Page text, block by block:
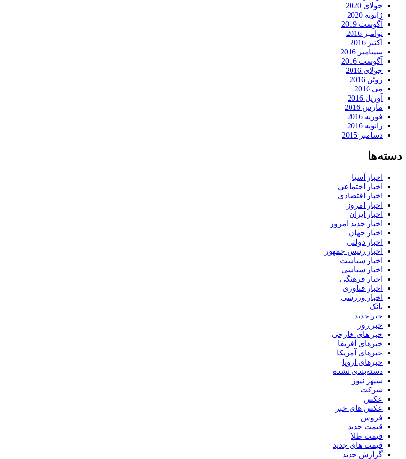
جولای 2020
ژانویه 2020
آگوست 2019
نوامبر 2016
اکتبر 2016
سپتامبر 2016
آگوست 2016
جولای 2016
ژوئن 2016
می 2016
آوریل 2016
مارس 2016
فوریه 2016
ژانویه 2016
دسامبر 2015
دسته‌ها
اخبار آسیا
اخبار اجتماعی
اخبار اقتصادی
اخبار امروز
اخبار ایران
اخبار جدید امروز
اخبار جهان
اخبار دولتی
اخبار رئیس جمهور
اخبار سیاست
اخبار سیاسی
اخبار فرهنگی
اخبار فناوری
اخبار ورزشی
بانک
خبر جدید
خبر روز
خبر های خارجی
خبرهای آفریقا
خبرهای آمریکا
خبرهای اروپا
دسته‌بندی نشده
سپهر نیوز
شرکت
عکس
عکس های خبر
فروش
قیمت جدید
قیمت طلا
قیمت های جدید
گزارش جدید